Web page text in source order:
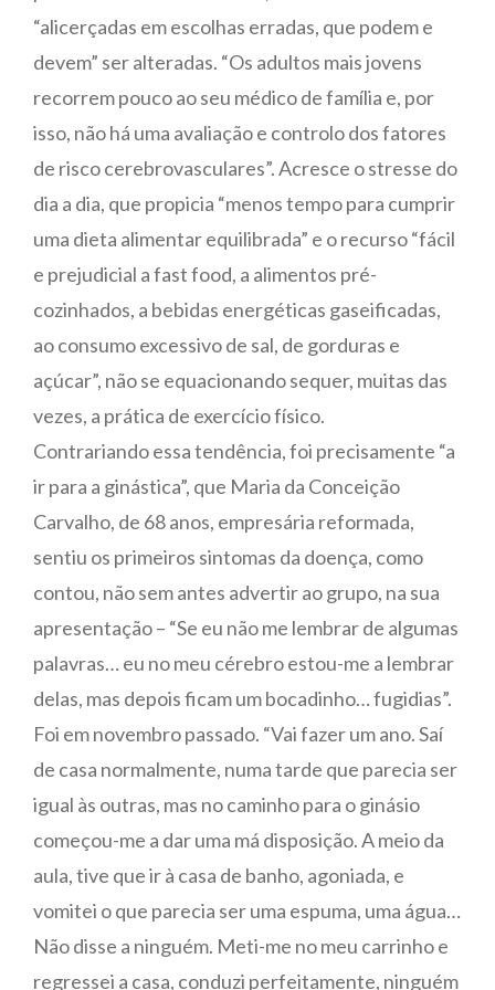
“alicerçadas em escolhas erradas, que podem e
devem” ser alteradas. “Os adultos mais jovens
recorrem pouco ao seu médico de família e, por
isso, não há uma avaliação e controlo dos fatores
de risco cerebrovasculares”. Acresce o stresse do
dia a dia, que propicia “menos tempo para cumprir
uma dieta alimentar equilibrada” e o recurso “fácil
e prejudicial a fast food, a alimentos pré-
cozinhados, a bebidas energéticas gaseificadas,
ao consumo excessivo de sal, de gorduras e
açúcar”, não se equacionando sequer, muitas das
vezes, a prática de exercício físico.
Contrariando essa tendência, foi precisamente “a
ir para a ginástica”, que Maria da Conceição
Carvalho, de 68 anos, empresária reformada,
sentiu os primeiros sintomas da doença, como
contou, não sem antes advertir ao grupo, na sua
apresentação – “Se eu não me lembrar de algumas
palavras… eu no meu cérebro estou-me a lembrar
delas, mas depois ficam um bocadinho… fugidias”.
Foi em novembro passado. “Vai fazer um ano. Saí
de casa normalmente, numa tarde que parecia ser
igual às outras, mas no caminho para o ginásio
começou-me a dar uma má disposição. A meio da
aula, tive que ir à casa de banho, agoniada, e
vomitei o que parecia ser uma espuma, uma água…
Não disse a ninguém. Meti-me no meu carrinho e
regressei a casa, conduzi perfeitamente, ninguém